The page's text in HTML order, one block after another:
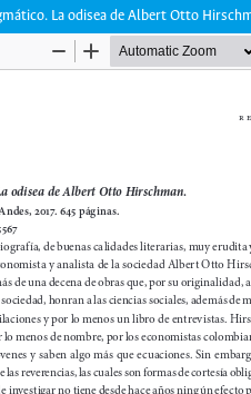
La odisea de Albert Otto